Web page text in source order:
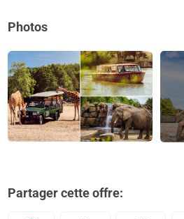
Photos
Partager cette offre: